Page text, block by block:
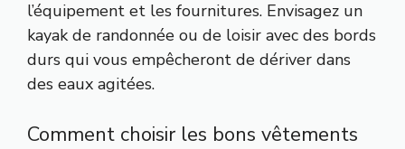
l’équipement et les fournitures. Envisagez un
kayak de randonnée ou de loisir avec des bords
durs qui vous empêcheront de dériver dans
des eaux agitées.
Comment choisir les bons vêtements